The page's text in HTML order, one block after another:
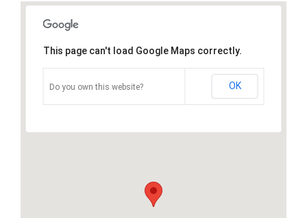
This page can't load Google Maps correctly.
Do you own this website? OK